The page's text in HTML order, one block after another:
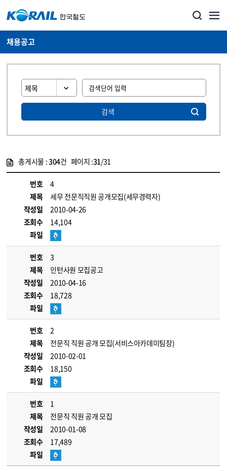
채용공고
검색
총게시물 :304건 페이지 :31/31
번호
4
제목
세무 전문직직원 공개모집(세무경력자)
작성일
2010-04-26
조회수
14,104
파일
번호
3
제목
인턴사원 모집공고
작성일
2010-04-16
조회수
18,728
파일
번호
2
제목
전문직 직원 공개 모집(서비스아카데미팀장)
작성일
2010-02-01
조회수
18,150
파일
번호
1
제목
전문직 직원 공개 모집
작성일
2010-01-08
조회수
17,489
파일